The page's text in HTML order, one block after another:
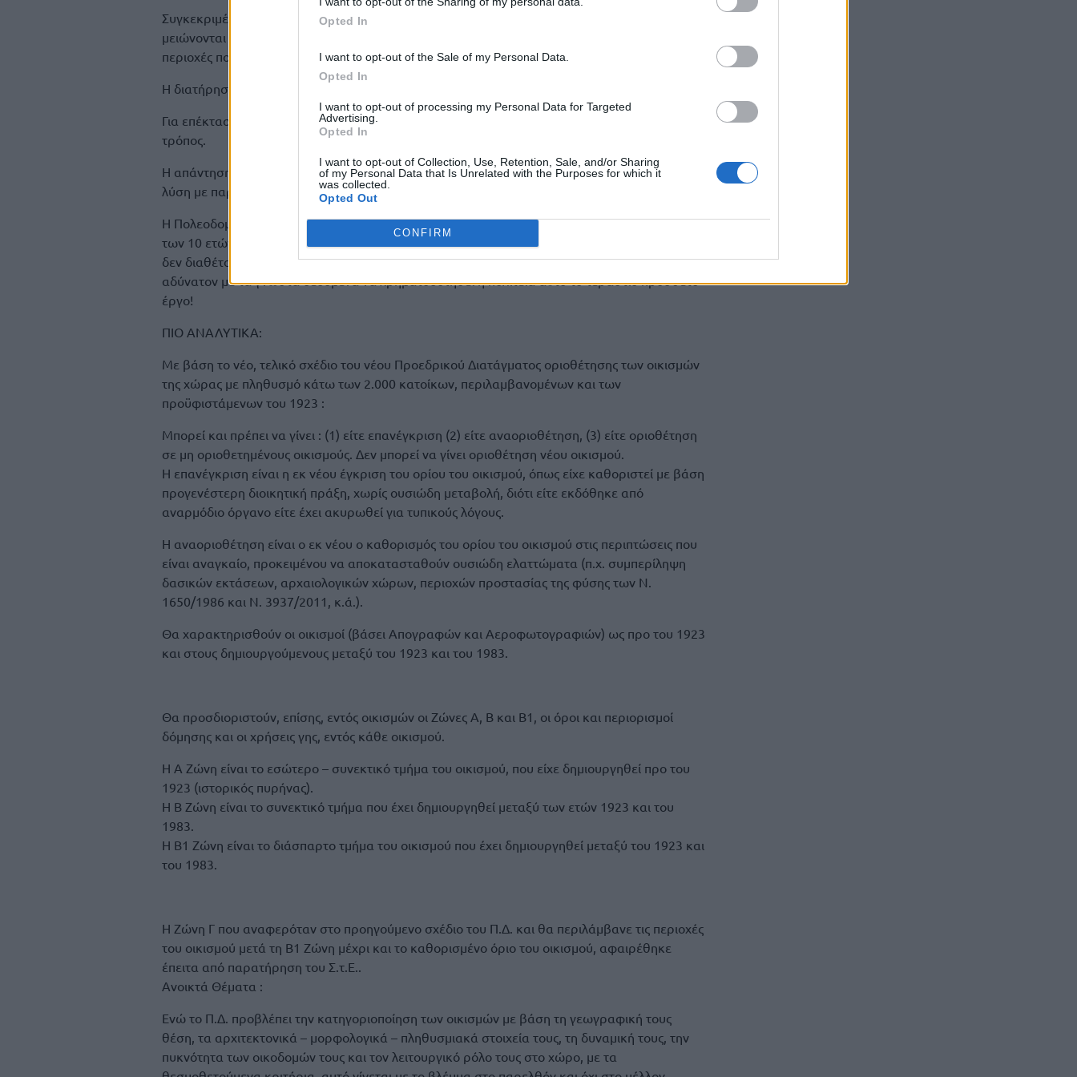
Opted In
I want to opt-out of the Sale of my Personal Data.
Opted In
I want to opt-out of processing my Personal Data for Targeted
Advertising.
Opted In
I want to opt-out of Collection, Use, Retention, Sale, and/or Sharing
of my Personal Data that Is Unrelated with the Purposes for which it
was collected.
Opted Out
CONFIRM
Συγκεκριμένα, με τα κριτήρια που τίθενται στο νέο Π.Δ. τα σημερινά όρια των οικισμών
μειώνονται δραστικά και οριζόντια και περιλαμβάνουν ότι έχει οικοδομηθεί μέχρι το 1983 και
περιοχές που έχουν οικοδομηθεί έως σήμερα, με προϋποθέσεις.
Η διατήρηση των σημερινών ορίων (απαγορεύεται ρητά άρθρο 5 παρ. 5)
Για επέκταση ούτε λόγος, ακόμη και εκεί που υπάρχει πιεστική ανάγκη, ούτε λόγος, ούτε
τρόπος.
Η απάντηση του ΥΠΕΝ για την κάλυψη των αναγκών με πολεοδόμηση, είναι μια ανέφικτη
λύση με παραπομπή στις καλένδες, αφού:
Η Πολεοδομική Επέκταση με Πολεοδομική Μελέτη και Πράξη Εφαρμογής, σημαίνει χρόνο άνω
των 10 ετών και κόστος άνω του 1 εκ ανά οικισμό, ενώ ταυτόχρονα οι περισσότεροι Δήμοι
δεν διαθέτουν ΥΔΟΜ και έμπειρους μηχανικούς (τοπογράφους και πολεοδόμους), ενώ είναι
αδύνατον με τα γνωστά δεδομένα να χρηματοδοτήσει η πολιτεία αυτό το τεράστιο πρόσθετο
έργο!
ΠΙΟ ΑΝΑΛΥΤΙΚΑ:
Με βάση το νέο, τελικό σχέδιο του νέου Προεδρικού Διατάγματος οριοθέτησης των οικισμών
της χώρας με πληθυσμό κάτω των 2.000 κατοίκων, περιλαμβανομένων και των
προϋφιστάμενων του 1923 :
Μπορεί και πρέπει να γίνει : (1) είτε επανέγκριση (2) είτε αναοριοθέτηση, (3) είτε οριοθέτηση
σε μη οριοθετημένους οικισμούς. Δεν μπορεί να γίνει οριοθέτηση νέου οικισμού.
Η επανέγκριση είναι η εκ νέου έγκριση του ορίου του οικισμού, όπως είχε καθοριστεί με βάση
προγενέστερη διοικητική πράξη, χωρίς ουσιώδη μεταβολή, διότι είτε εκδόθηκε από
αναρμόδιο όργανο είτε έχει ακυρωθεί για τυπικούς λόγους.
Η αναοριοθέτηση είναι ο εκ νέου ο καθορισμός του ορίου του οικισμού στις περιπτώσεις που
είναι αναγκαίο, προκειμένου να αποκατασταθούν ουσιώδη ελαττώματα (π.χ. συμπερίληψη
δασικών εκτάσεων, αρχαιολογικών χώρων, περιοχών προστασίας της φύσης των Ν.
1650/1986 και Ν. 3937/2011, κ.ά.).
Θα χαρακτηρισθούν οι οικισμοί (βάσει Απογραφών και Αεροφωτογραφιών) ως προ του 1923
και στους δημιουργούμενους μεταξύ του 1923 και του 1983.
Θα προσδιοριστούν, επίσης, εντός οικισμών οι Ζώνες Α, Β και Β1, οι όροι και περιορισμοί
δόμησης και οι χρήσεις γης, εντός κάθε οικισμού.
Η Α Ζώνη είναι το εσώτερο – συνεκτικό τμήμα του οικισμού, που είχε δημιουργηθεί προ του
1923 (ιστορικός πυρήνας).
Η Β Ζώνη είναι το συνεκτικό τμήμα που έχει δημιουργηθεί μεταξύ των ετών 1923 και του
1983.
Η Β1 Ζώνη είναι το διάσπαρτο τμήμα του οικισμού που έχει δημιουργηθεί μεταξύ του 1923 και
του 1983.
Η Ζώνη Γ που αναφερόταν στο προηγούμενο σχέδιο του Π.Δ. και θα περιλάμβανε τις περιοχές
του οικισμού μετά τη Β1 Ζώνη μέχρι και το καθορισμένο όριο του οικισμού, αφαιρέθηκε
έπειτα από παρατήρηση του Σ.τ.Ε..
Ανοικτά Θέματα :
Ενώ το Π.Δ. προβλέπει την κατηγοριοποίηση των οικισμών με βάση τη γεωγραφική τους
θέση, τα αρχιτεκτονικά – μορφολογικά – πληθυσμιακά στοιχεία τους, τη δυναμική τους, την
πυκνότητα των οικοδομών τους και τον λειτουργικό ρόλο τους στο χώρο, με τα